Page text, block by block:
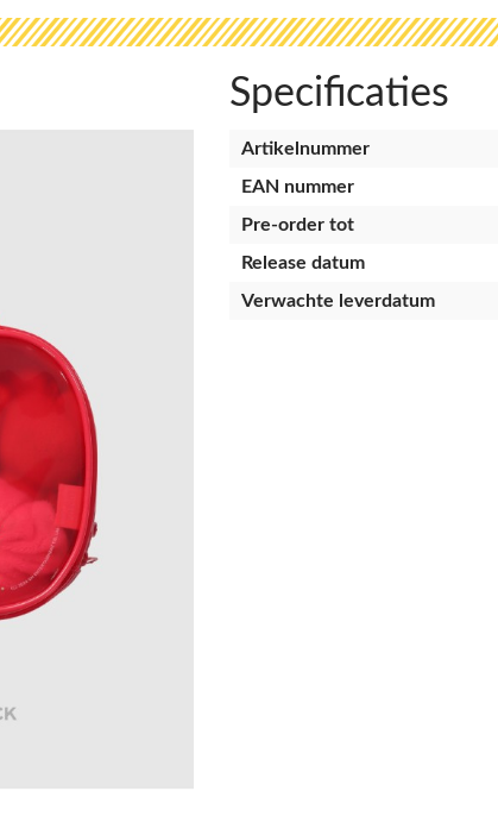
Specificaties
Artikelnummer
EAN nummer
Pre-order tot
Release datum
Verwachte leverdatum